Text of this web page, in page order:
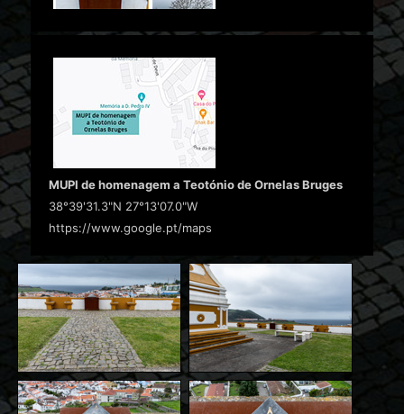
MUPI de homenagem a Teotónio de Ornelas Bruges
38°39'31.3"N 27°13'07.0"W
https://www.google.pt/maps